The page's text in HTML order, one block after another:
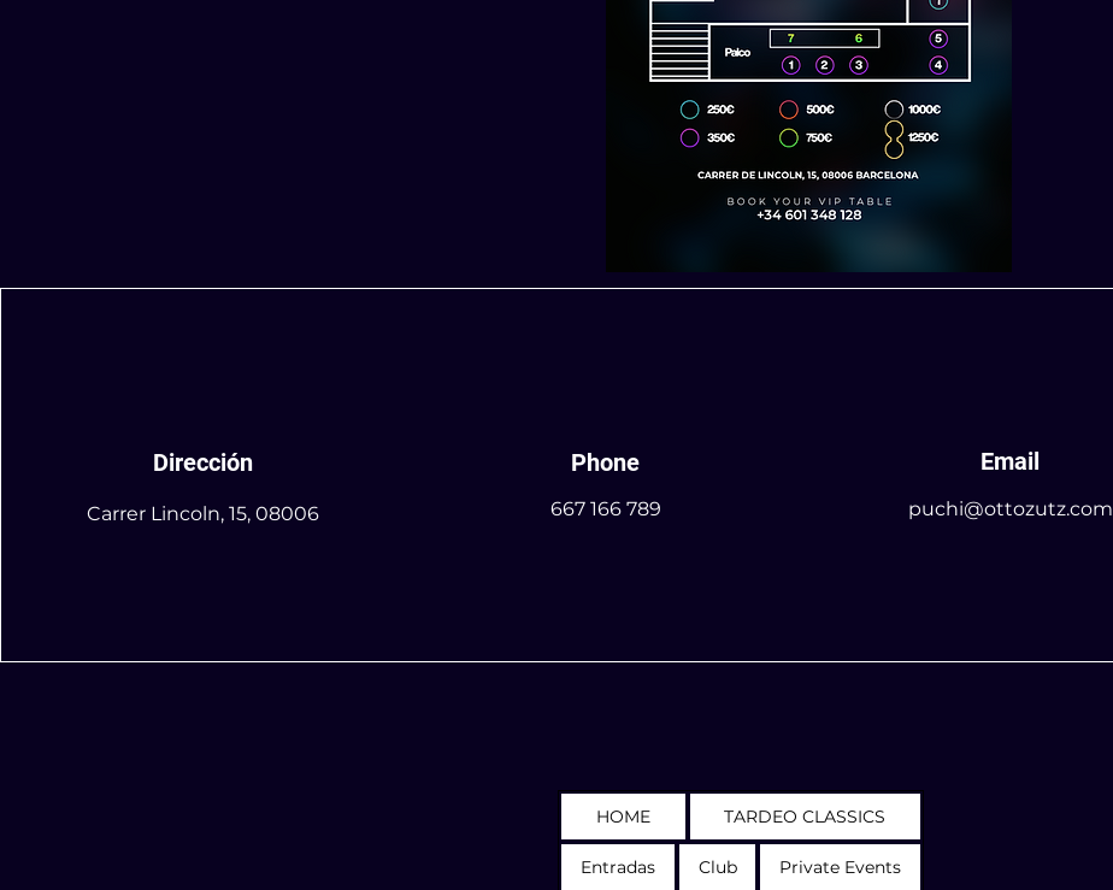
HOME TARDEO CLASSICS
Entradas Club Private Events
Dirección
Carrer Lincoln, 15, 08006
Phone
667 166 789
Email
puchi@ottozutz.com